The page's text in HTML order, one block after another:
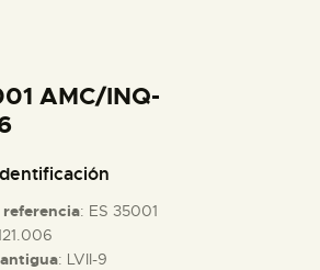
AMC/INQ-
: ES 35001
: LVII-9